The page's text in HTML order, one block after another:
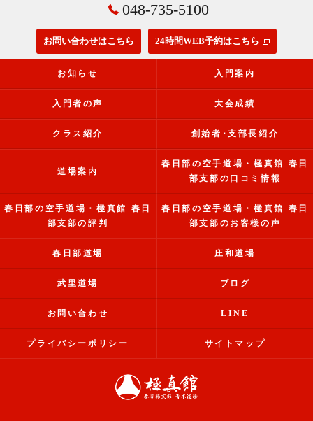
048-735-5100
お問い合わせはこちら 24時間WEB予約はこちら
お知らせ 入門案内
入門者の声 大会成績
クラス紹介 創始者･支部長紹介
道場案内
春日部の空手道場・極真館 春日
部支部の口コミ情報
春日部の空手道場・極真館 春日
部支部の評判
春日部の空手道場・極真館 春日
部支部のお客様の声
春日部道場 庄和道場
武里道場 ブログ
お問い合わせ LINE
プライバシーポリシー サイトマップ